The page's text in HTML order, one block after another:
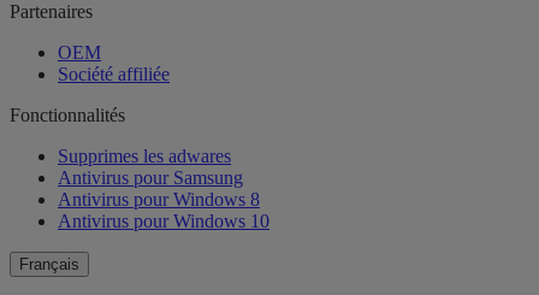
Partenaires
OEM
Société affiliée
Fonctionnalités
Supprimes les adwares
Antivirus pour Samsung
Antivirus pour Windows 8
Antivirus pour Windows 10
Français